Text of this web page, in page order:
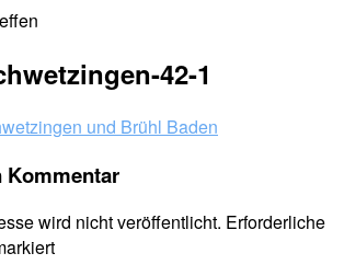
42-1
Kommentar
wird nicht veröffentlicht. Erforderliche